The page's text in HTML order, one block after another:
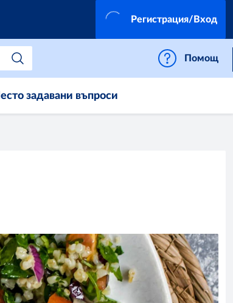
Регистрация/Вход
Помощ
задавани въпроси